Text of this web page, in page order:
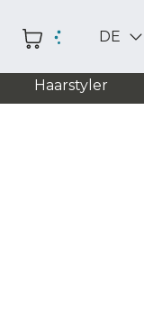
DE
Haarstyler